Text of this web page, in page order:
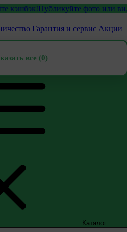
Публикуйте фото или видео с
Гарантия и сервис Акции
Каталог
все (0)